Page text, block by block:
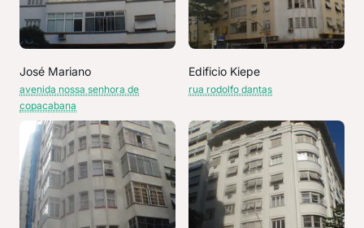
José Mariano
avenida nossa senhora de
copacabana
Edificio Kiepe
rua rodolfo dantas